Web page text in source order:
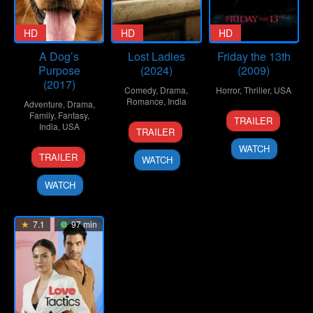
HD
A Dog’s
Purpose
(2017)
Adventure, Drama,
Family, Fantasy,
India, USA
19
Jan
2017
Lasse
Hallström
TRAILER
WATCH
HD
Lost Ladies
(2024)
Comedy, Drama,
Romance, India
1
Mar
2024
Kiran
Rao
TRAILER
WATCH
HD
Friday the 13th
(2009)
Horror,Thriller, USA
11
Feb
2009
Marcus
Nispel
TRAILER
WATCH
7.1 97 min